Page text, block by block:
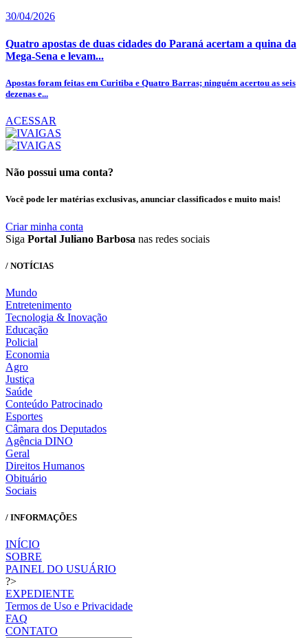
30/04/2026
Quatro apostas de duas cidades do Paraná acertam a quina da
Mega-Sena e levam...
Apostas foram feitas em Curitiba e Quatro Barras; ninguém acertou as seis
dezenas e...
ACESSAR
Não possui uma conta?
Você pode ler matérias exclusivas, anunciar classificados e muito mais!
Criar minha conta
Siga Portal Juliano Barbosa nas redes sociais
/ NOTÍCIAS
Mundo
Entretenimento
Tecnologia & Inovação
Educação
Policial
Economia
Agro
Justiça
Saúde
Conteúdo Patrocinado
Esportes
Câmara dos Deputados
Agência DINO
Geral
Direitos Humanos
Obituário
Sociais
/ INFORMAÇÕES
INÍCIO
SOBRE
PAINEL DO USUÁRIO
?>
EXPEDIENTE
Termos de Uso e Privacidade
FAQ
CONTATO